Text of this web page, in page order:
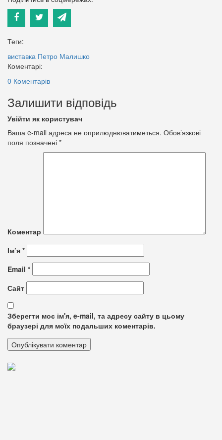
Теги:
виставка Петро Малишко
Коментарі:
0 Коментарів
Залишити відповідь
Увійти як користувач
Ваша e-mail адреса не оприлюднюватиметься. Обов’язкові
поля позначені *
Коментар
Ім’я *
Email *
Сайт
Зберегти моє ім'я, e-mail, та адресу сайту в цьому
браузері для моїх подальших коментарів.